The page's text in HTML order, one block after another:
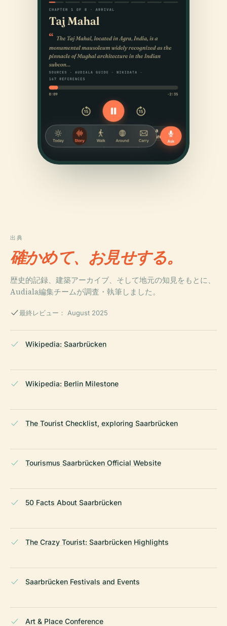
出典
確かめて、お見せする。
歴史的記録、建築アーカイブ、そして地元の知見をもとに、
Audiala編集チームが調査・執筆しました。
最終レビュー： August 2025
Wikipedia: Saarbrücken
Wikipedia: Berlin Milestone
The Tourist Checklist, exploring Saarbrücken
Tourismus Saarbrücken Official Website
50 Facts About Saarbrücken
The Crazy Tourist: Saarbrücken Highlights
Saarbrücken Festivals and Events
Art & Place Conference